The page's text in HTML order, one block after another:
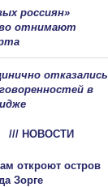
россиян»
отнимают
отказались
в
/// НОВОСТИ
откроют остров
Зорге